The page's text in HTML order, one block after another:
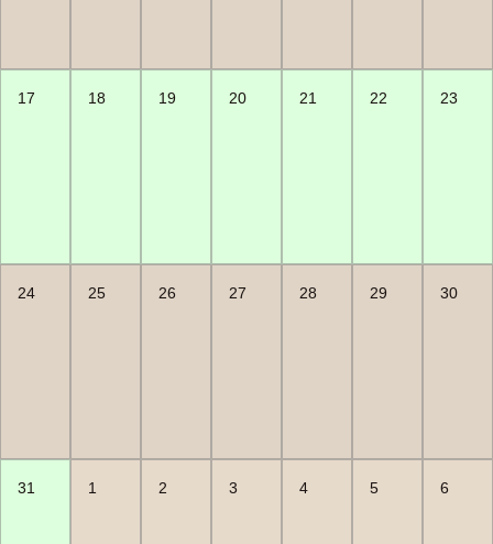
17 18 19 20 21 22 23
24 25 26 27 28 29 30
31 1 2 3 4 5 6